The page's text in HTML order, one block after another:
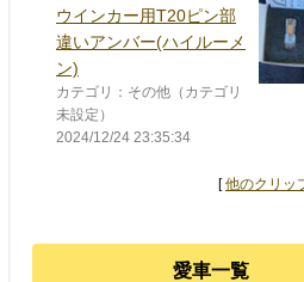
ウインカー用T20ピン部
違いアンバー(ハイルーメ
ン)
カテゴリ：その他（カテゴリ
未設定）
2024/12/24 23:35:34
[他のクリッ
愛車一覧